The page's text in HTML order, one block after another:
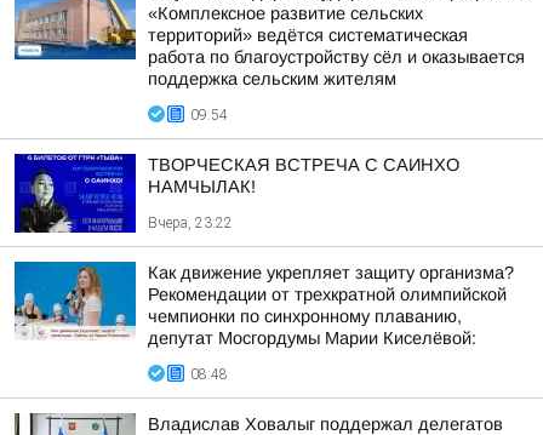
«Комплексное развитие сельских
территорий» ведётся систематическая
работа по благоустройству сёл и оказывается
поддержка сельским жителям
09:54
ТВОРЧЕСКАЯ ВСТРЕЧА С САИНХО
НАМЧЫЛАК!
Вчера, 23:22
Как движение укрепляет защиту организма?
Рекомендации от трехкратной олимпийской
чемпионки по синхронному плаванию,
депутат Мосгордумы Марии Киселёвой:
08:48
Владислав Ховалыг поддержал делегатов